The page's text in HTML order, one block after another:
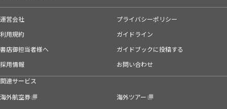
運営会社
プライバシーポリシー
利用規約
ガイドライン
書店御担当者様へ
ガイドブックに投稿する
採用情報
お問い合わせ
関連サービス
海外航空券
海外ツアー